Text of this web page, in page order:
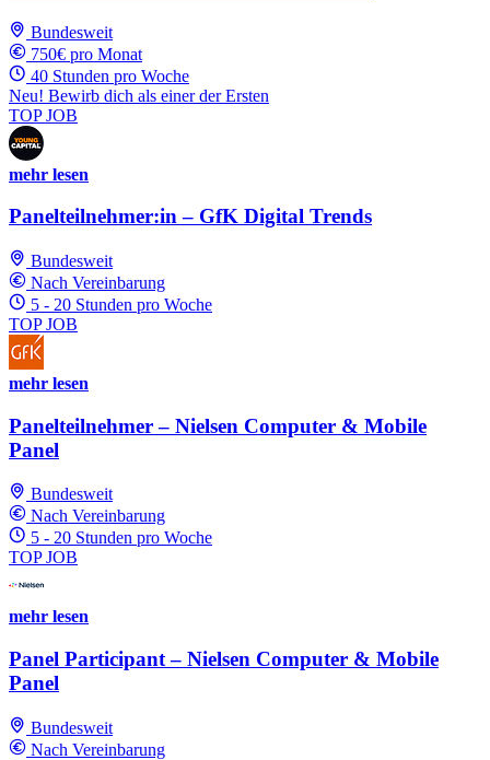
Bundesweit
750€ pro Monat
40 Stunden pro Woche
Neu! Bewirb dich als einer der Ersten
TOP JOB
mehr lesen
Panelteilnehmer:in – GfK Digital Trends
Bundesweit
Nach Vereinbarung
5 - 20 Stunden pro Woche
TOP JOB
mehr lesen
Panelteilnehmer – Nielsen Computer & Mobile
Panel
Bundesweit
Nach Vereinbarung
5 - 20 Stunden pro Woche
TOP JOB
mehr lesen
Panel Participant – Nielsen Computer & Mobile
Panel
Bundesweit
Nach Vereinbarung